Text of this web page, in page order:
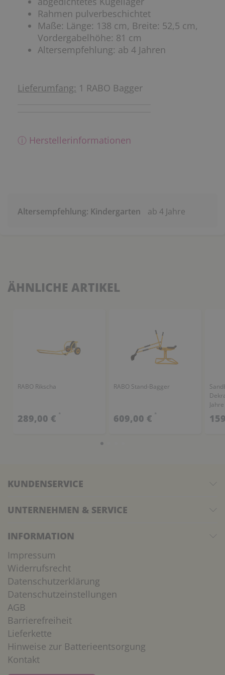
Rahmen pulverbeschichtet
Maße: Länge: 138 cm, Breite: 52,5 cm,
Vordergabelhöhe: 81 cm
Altersempfehlung: ab 4 Jahren
Lieferumfang: 1 RABO Bagger
ⓘ Herstellerinformationen
Altersempfehlung: Kindergarten ab 4 Jahre
ÄHNLICHE ARTIKEL
RABO Rikscha
289,00 € *
RABO Stand-Bagger
609,00 € *
Jahre
KUNDENSERVICE
UNTERNEHMEN & SERVICE
INFORMATION
Impressum
Widerrufsrecht
Datenschutzerklärung
Datenschutzeinstellungen
AGB
Barrierefreiheit
Lieferkette
Hinweise zur Batterieentsorgung
Kontakt